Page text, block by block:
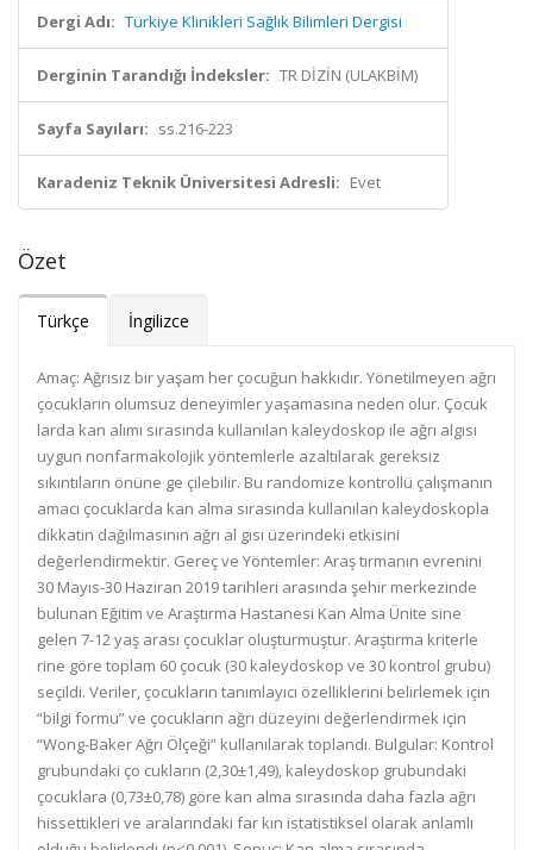
Dergi Adı: Türkiye Klinikleri Sağlık Bilimleri Dergisi
Derginin Tarandığı İndeksler: TR DİZİN (ULAKBİM)
Sayfa Sayıları: ss.216-223
Karadeniz Teknik Üniversitesi Adresli: Evet
Özet
Türkçe İngilizce
Amaç: Ağrısız bir yaşam her çocuğun hakkıdır. Yönetilmeyen ağrı
çocukların olumsuz deneyimler yaşamasına neden olur. Çocuk
larda kan alımı sırasında kullanılan kaleydoskop ile ağrı algısı
uygun nonfarmakolojik yöntemlerle azaltılarak gereksiz
sıkıntıların önüne ge çilebilir. Bu randomize kontrollü çalışmanın
amacı çocuklarda kan alma sırasında kullanılan kaleydoskopla
dikkatin dağılmasının ağrı al gısı üzerindeki etkisini
değerlendirmektir. Gereç ve Yöntemler: Araş tırmanın evrenini
30 Mayıs-30 Haziran 2019 tarihleri arasında şehir merkezinde
bulunan Eğitim ve Araştırma Hastanesi Kan Alma Ünite sine
gelen 7-12 yaş arası çocuklar oluşturmuştur. Araştırma kriterle
rine göre toplam 60 çocuk (30 kaleydoskop ve 30 kontrol grubu)
seçildi. Veriler, çocukların tanımlayıcı özelliklerini belirlemek için
“bilgi formu” ve çocukların ağrı düzeyini değerlendirmek için
“Wong-Baker Ağrı Ölçeği” kullanılarak toplandı. Bulgular: Kontrol
grubundaki ço cukların (2,30±1,49), kaleydoskop grubundaki
çocuklara (0,73±0,78) göre kan alma sırasında daha fazla ağrı
hissettikleri ve aralarındaki far kın istatistiksel olarak anlamlı